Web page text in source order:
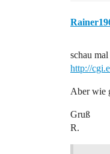
schau
http://
Aber wie
Gruß
R.